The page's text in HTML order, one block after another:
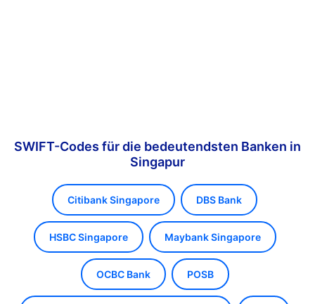
SWIFT-Codes für die bedeutendsten Banken in
Singapur
Citibank Singapore DBS Bank
HSBC Singapore Maybank Singapore
OCBC Bank POSB